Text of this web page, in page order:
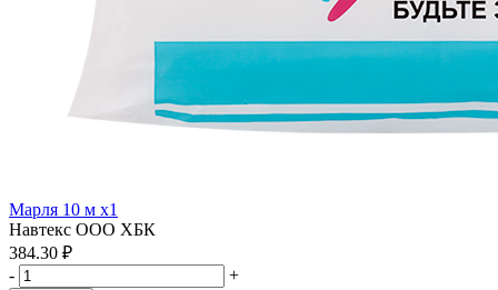
Марля 10 м x1
Навтекс ООО ХБК
384.30 ₽
-
+